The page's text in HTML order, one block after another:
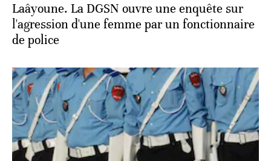
Laâyoune. La DGSN ouvre une enquête sur
l'agression d'une femme par un fonctionnaire
de police